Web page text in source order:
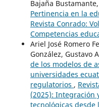
Bajaña Bustamante,
Pertinencia en la
Revista Conrado:
Competencias
Ariel José Romero
González, Gustavo
de los modelos de
universidades
regulatorios ,
(2025): Integración
tecnológicas desde